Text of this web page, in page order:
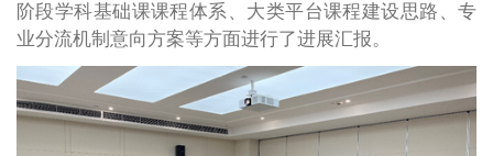
阶段学科基础课课程体系、大类平台课程建设思路、专
业分流机制意向方案等方面进行了进展汇报。